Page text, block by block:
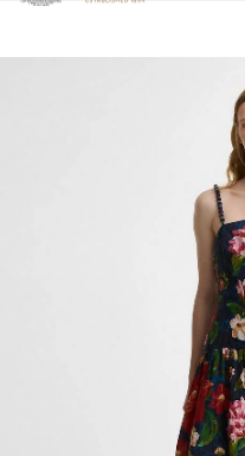
Clicca per visualizzare la